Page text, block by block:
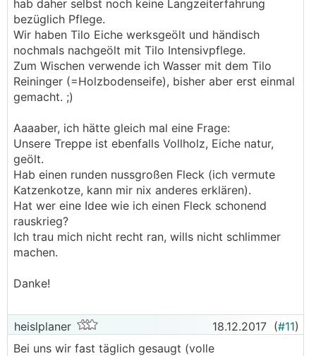
hab daher selbst noch keine Langzeiterfahrung
bezüglich Pflege.
Wir haben Tilo Eiche werksgeölt und händisch
nochmals nachgeölt mit Tilo Intensivpflege.
Zum Wischen verwende ich Wasser mit dem Tilo
Reininger (=Holzbodenseife), bisher aber erst einmal
gemacht. ;)
Aaaaber, ich hätte gleich mal eine Frage:
Unsere Treppe ist ebenfalls Vollholz, Eiche natur,
geölt.
Hab einen runden nussgroßen Fleck (ich vermute
Katzenkotze, kann mir nix anderes erklären).
Hat wer eine Idee wie ich einen Fleck schonend
rauskrieg?
Ich trau mich nicht recht ran, wills nicht schlimmer
machen.
Danke!
heislplaner 18.12.2017 (#11)
Bei uns wir fast täglich gesaugt (volle